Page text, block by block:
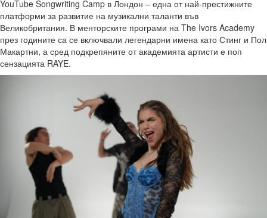
YouTube Songwriting Camp в Лондон – една от най-престижните
платформи за развитие на музикални таланти във
Великобритания. В менторските програми на The Ivors Academy
през годините са се включвали легендарни имена като Стинг и Пол
Макартни, а сред подкрепяните от академията артисти е поп
сензацията RAYE.